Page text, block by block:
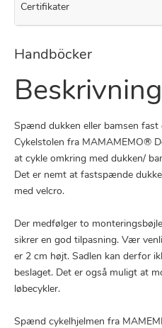
Certifikater
Handböcker
Beskrivning
Spænd dukken eller bamsen fast
Cykelstolen fra MAMAMEMO®
at cykle omkring med dukken/
Det er nemt at fastspænde
med velcro.
Der medfølger to
sikrer en god tilpasning. Vær
er 2 cm højt. Sadlen kan derfor
beslaget. Det er også muligt at
løbecykler.
Spænd cykelhjelmen fra